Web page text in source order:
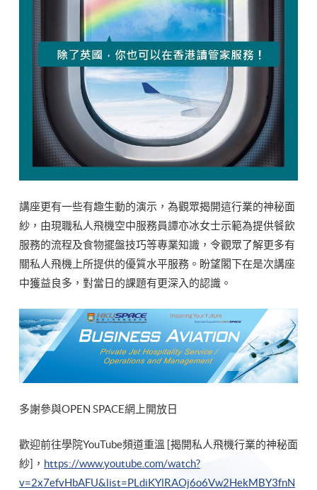
講座更有一些有趣生動的演示，為觀眾揭開這行業的神秘面
紗，由現職私人飛機空中服務員譚亦冰女士示範為提供餐飲
服務的流程及食物擺盤技巧等專業知識，令觀眾了解更多有
關私人飛機上所提供的優質水平服務。盼望閣下在是次講座
中獲益良多，對當日的課題有更深入的認識。
多謝參與OPEN SPACE網上開放日
歡迎前往學院YouTube頻道重溫 [揭開私人飛機行業的神秘面
紗]， https://www.youtube.com/watch?
v=2x7efvHbAFU&list=PLdiKYlRAOj6o6Vw2HekMBY3fnN